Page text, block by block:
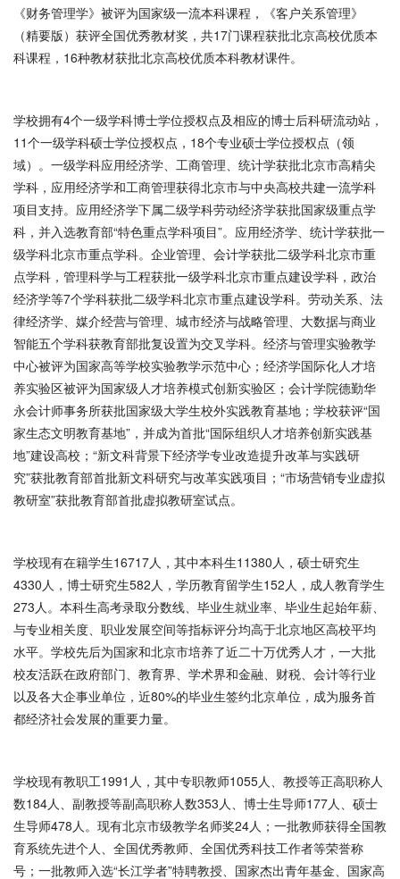
《财务管理学》被评为国家级一流本科课程，《客户关系管理》
（精要版）获评全国优秀教材奖，共17门课程获批北京高校优质本
科课程，16种教材获批北京高校优质本科教材课件。
学校拥有4个一级学科博士学位授权点及相应的博士后科研流动站，
11个一级学科硕士学位授权点，18个专业硕士学位授权点（领
域）。一级学科应用经济学、工商管理、统计学获批北京市高精尖
学科，应用经济学和工商管理获得北京市与中央高校共建一流学科
项目支持。应用经济学下属二级学科劳动经济学获批国家级重点学
科，并入选教育部“特色重点学科项目”。应用经济学、统计学获批一
级学科北京市重点学科。企业管理、会计学获批二级学科北京市重
点学科，管理科学与工程获批一级学科北京市重点建设学科，政治
经济学等7个学科获批二级学科北京市重点建设学科。劳动关系、法
律经济学、媒介经营与管理、城市经济与战略管理、大数据与商业
智能五个学科获教育部批复设置为交叉学科。经济与管理实验教学
中心被评为国家高等学校实验教学示范中心；经济学国际化人才培
养实验区被评为国家级人才培养模式创新实验区；会计学院德勤华
永会计师事务所获批国家级大学生校外实践教育基地；学校获评“国
家生态文明教育基地”，并成为首批“国际组织人才培养创新实践基
地”建设高校；“新文科背景下经济学专业改造提升改革与实践研
究”获批教育部首批新文科研究与改革实践项目；“市场营销专业虚拟
教研室”获批教育部首批虚拟教研室试点。
学校现有在籍学生16717人，其中本科生11380人，硕士研究生
4330人，博士研究生582人，学历教育留学生152人，成人教育学生
273人。本科生高考录取分数线、毕业生就业率、毕业生起始年薪、
与专业相关度、职业发展空间等指标评分均高于北京地区高校平均
水平。学校先后为国家和北京市培养了近二十万优秀人才，一大批
校友活跃在政府部门、教育界、学术界和金融、财税、会计等行业
以及各大企事业单位，近80%的毕业生签约北京单位，成为服务首
都经济社会发展的重要力量。
学校现有教职工1991人，其中专职教师1055人、教授等正高职称人
数184人、副教授等副高职称人数353人、博士生导师177人、硕士
生导师478人。现有北京市级教学名师奖24人；一批教师获得全国教
育系统先进个人、全国优秀教师、全国优秀科技工作者等荣誉称
号；一批教师入选“长江学者”特聘教授、国家杰出青年基金、国家高